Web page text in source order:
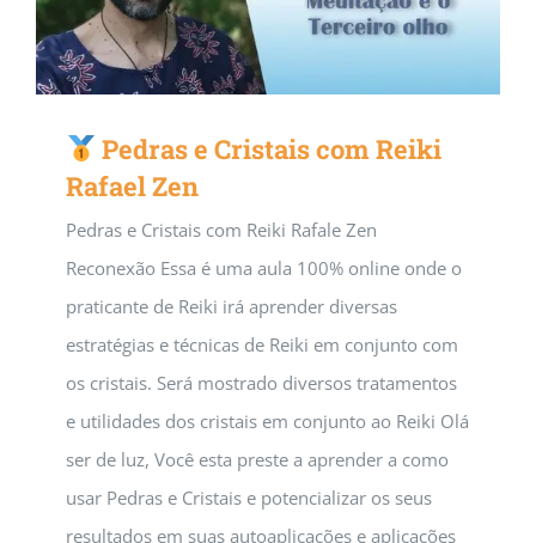
Pedras e Cristais com Reiki
Rafael Zen
Pedras e Cristais com Reiki Rafale Zen
Reconexão Essa é uma aula 100% online onde o
praticante de Reiki irá aprender diversas
estratégias e técnicas de Reiki em conjunto com
os cristais. Será mostrado diversos tratamentos
e utilidades dos cristais em conjunto ao Reiki Olá
ser de luz, Você esta preste a aprender a como
usar Pedras e Cristais e potencializar os seus
resultados em suas autoaplicações e aplicações